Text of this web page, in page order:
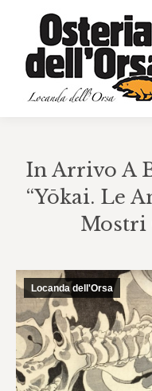
In Arrivo A
“Yōkai. Le
Mostri
Locanda dell'Orsa